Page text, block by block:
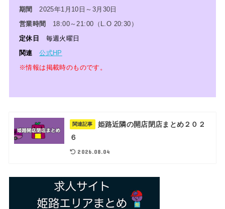
期間
2025年1月10日～3月30日
営業時間
18:00～21:00（L.O 20:30）
定休日
毎週火曜日
関連
公式HP
※情報は掲載時のものです。
関連記事
姫路近隣の開店閉店まとめ２０２
６
2026.08.04